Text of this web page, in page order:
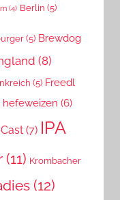
(4) Berlin (5)
(5) Brewdog
(8)
(5) Freedl
hefeweizen (6)
(7) IPA
(11) Krombacher
(12)